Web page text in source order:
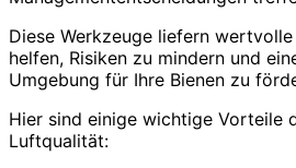
Diese Werkzeuge liefern
helfen, Risiken zu mindern und
Umgebung für Ihre Bienen zu
Hier sind einige wichtige Vorteile
Luftqualität: